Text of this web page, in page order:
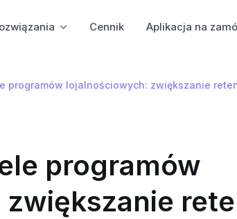
Cennik Aplikacja na
programów lojalnościowych: zwiększanie
programów